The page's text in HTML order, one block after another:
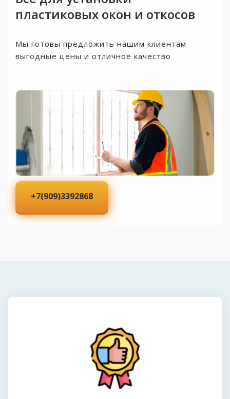
пластиковых окон и откосов
Мы готовы предложить нашим клиентам
выгодные цены и отличное качество
+7(909)3392868